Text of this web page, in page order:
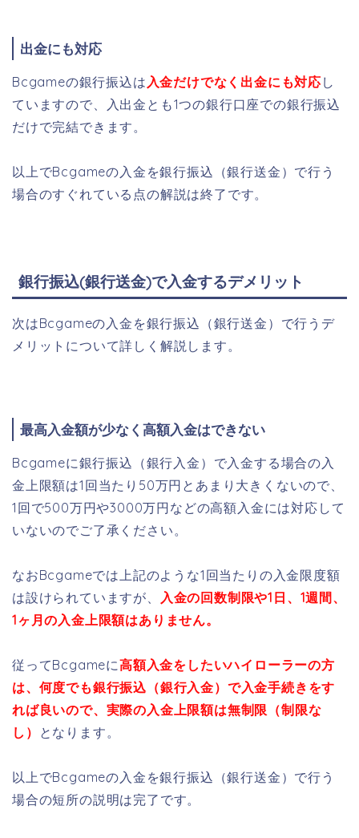
出金にも対応
Bcgameの銀行振込は 入金だけでなく出金にも対応 し
ていますので、入出金とも1つの銀行口座での銀行振込
だけで完結できます。
以上でBcgameの入金を銀行振込（銀行送金）で行う
場合のすぐれている点の解説は終了です。
銀行振込(銀行送金)で入金するデメリット
次はBcgameの入金を銀行振込（銀行送金）で行うデ
メリットについて詳しく解説します。
最高入金額が少なく高額入金はできない
Bcgameに銀行振込（銀行入金）で入金する場合の入
金上限額は1回当たり50万円とあまり大きくないので、
1回で500万円や3000万円などの高額入金には対応して
いないのでご了承ください。
なおBcgameでは上記のような1回当たりの入金限度額
は設けられていますが、
入金の回数制限や1日、1週間、
1ヶ月の入金上限額はありません。
従ってBcgameに高額入金をしたいハイローラーの方
は、何度でも銀行振込（銀行入金）で入金手続きをす
れば良いので、実際の入金上限額は無制限（制限な
し） となります。
以上でBcgameの入金を銀行振込（銀行送金）で行う
場合の短所の説明は完了です。